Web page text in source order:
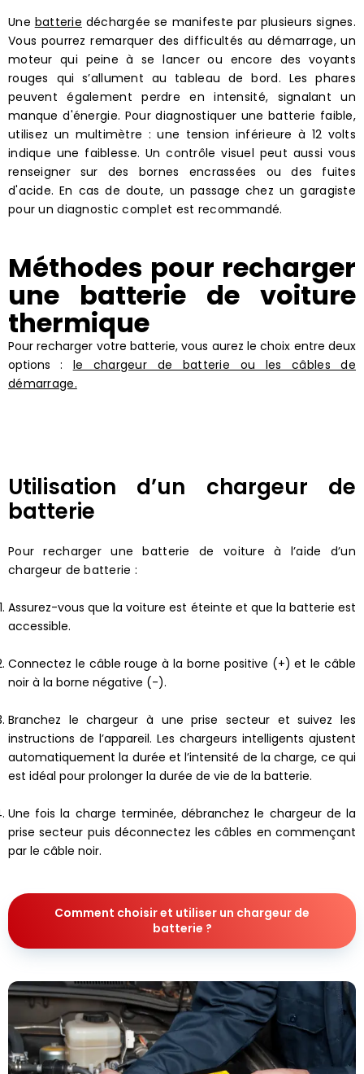
Une batterie déchargée se manifeste par plusieurs signes.
Vous pourrez remarquer des difficultés au démarrage, un
moteur qui peine à se lancer ou encore des voyants
rouges qui s’allument au tableau de bord. Les phares
peuvent également perdre en intensité, signalant un
manque d'énergie. Pour diagnostiquer une batterie faible,
utilisez un multimètre : une tension inférieure à 12 volts
indique une faiblesse. Un contrôle visuel peut aussi vous
renseigner sur des bornes encrassées ou des fuites
d'acide. En cas de doute, un passage chez un garagiste
pour un diagnostic complet est recommandé.
Méthodes pour recharger
une batterie de voiture
thermique
Pour recharger votre batterie, vous aurez le choix entre deux
options : le chargeur de batterie ou les câbles de
démarrage.
Utilisation d’un chargeur de
batterie
Pour recharger une batterie de voiture à l’aide d’un
chargeur de batterie :
Assurez-vous que la voiture est éteinte et que la batterie est
accessible.
Connectez le câble rouge à la borne positive (+) et le câble
noir à la borne négative (-).
Branchez le chargeur à une prise secteur et suivez les
instructions de l’appareil. Les chargeurs intelligents ajustent
automatiquement la durée et l’intensité de la charge, ce qui
est idéal pour prolonger la durée de vie de la batterie.
Une fois la charge terminée, débranchez le chargeur de la
prise secteur puis déconnectez les câbles en commençant
par le câble noir.
Comment choisir et utiliser un chargeur de
batterie ?